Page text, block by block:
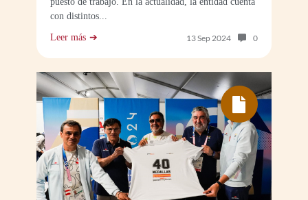
con distintos...
Leer más 13 Sep 2024 Número de
0